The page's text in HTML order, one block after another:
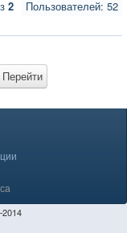
Пользователей: 52
2
Перейти